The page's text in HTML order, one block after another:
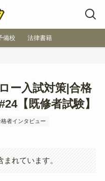
備校 法律書籍
ー入試対策|合格
【既修者試験】
者インタビュー
れています。